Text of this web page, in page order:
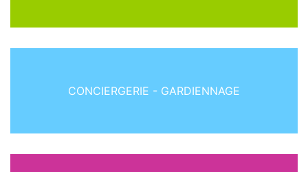
CONCIERGERIE - GARDIENNAGE